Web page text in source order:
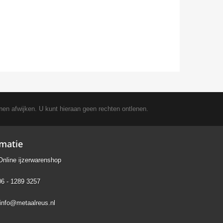
afwijken. U kunt hieraan geen rechten ontlenen.
ijzerwarenshop
- 1289 3257
info@metaalreus.nl